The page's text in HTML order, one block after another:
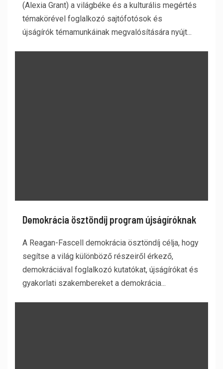
(Alexia Grant) a világbéke és a kulturális megértés
témakörével foglalkozó sajtófotósok és
újságírók témamunkáinak megvalósítására nyújt...
Demokrácia ösztöndíj program újságíróknak
A Reagan-Fascell demokrácia ösztöndíj célja, hogy
segítse a világ különböző részeiről érkező,
demokráciával foglalkozó kutatókat, újságírókat és
gyakorlati szakembereket a demokrácia...